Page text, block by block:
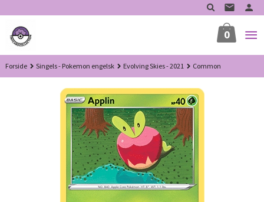
til
innholdet
0
Forside Singels - Pokemon engelsk Evolving Skies - 2021 Common